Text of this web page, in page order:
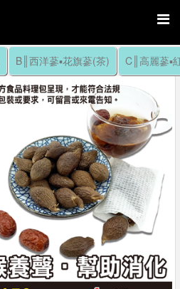
B║西洋蔘▪花旗蔘(茶) C║高麗蔘▪